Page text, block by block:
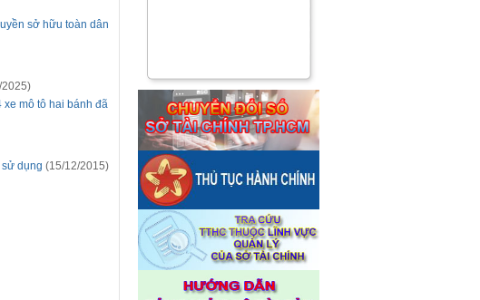
sở hữu toàn dân
xe mô tô hai bánh đã
sử dụng (15/12/2015)